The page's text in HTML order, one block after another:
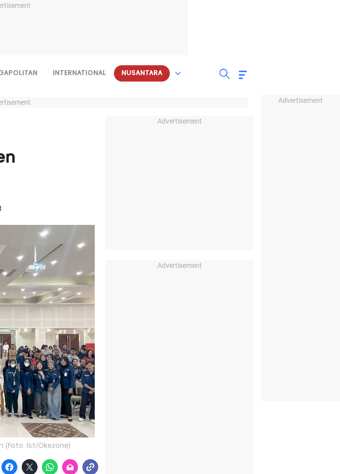
Advertisement
INTERNATIONAL NUSANTARA
(Foto: Ist/Okezone)
Advertisement
Advertisement